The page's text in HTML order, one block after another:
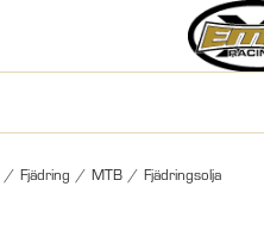
/ Fjädring / MTB / Fjädringsolja